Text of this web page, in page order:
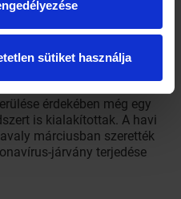
sütiket használja
és az SZTE
Központ
a
TIK-ben szerveznek
érdekében még egy
is kialakítottak. A havi
márciusban szerették
járvány terjedése